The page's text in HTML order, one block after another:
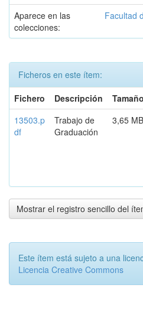
Aparece en las
colecciones:
Facultad
Ficheros en este ítem:
Fichero
Descripción Tamaño
13503.p
df
Trabajo de
Graduación
3,65 MB
Mostrar el registro sencillo del
Este ítem está sujeto a una
Licencia Creative Commons